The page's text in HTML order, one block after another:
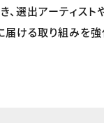
選出アーティスト
ける取り組みを強